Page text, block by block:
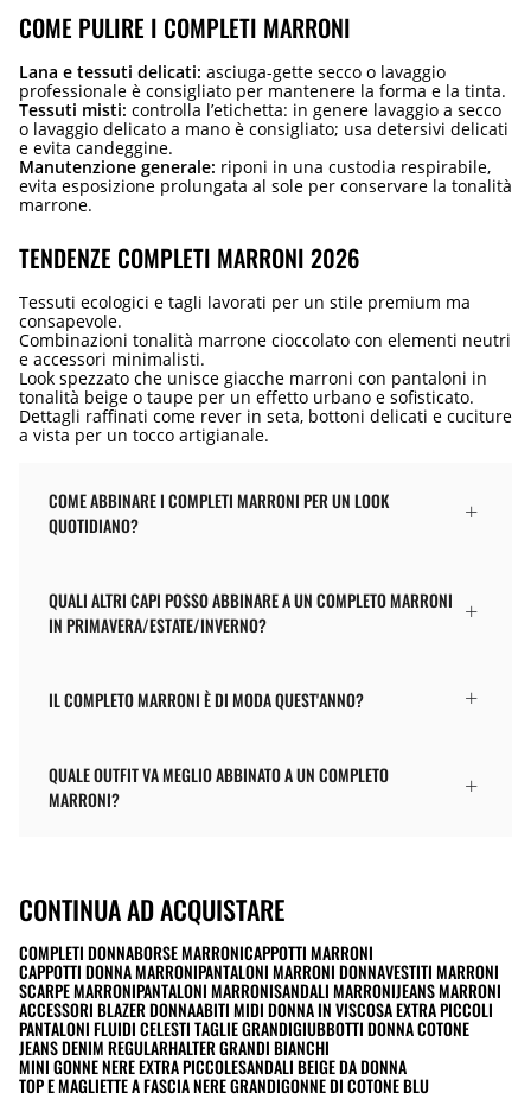
COME PULIRE I COMPLETI MARRONI
Lana e tessuti delicati: asciuga-gette secco o lavaggio
professionale è consigliato per mantenere la forma e la tinta.
Tessuti misti: controlla l’etichetta: in genere lavaggio a secco
o lavaggio delicato a mano è consigliato; usa detersivi delicati
e evita candeggine.
Manutenzione generale: riponi in una custodia respirabile,
evita esposizione prolungata al sole per conservare la tonalità
marrone.
TENDENZE COMPLETI MARRONI 2026
Tessuti ecologici e tagli lavorati per un stile premium ma
consapevole.
Combinazioni tonalità marrone cioccolato con elementi neutri
e accessori minimalisti.
Look spezzato che unisce giacche marroni con pantaloni in
tonalità beige o taupe per un effetto urbano e sofisticato.
Dettagli raffinati come rever in seta, bottoni delicati e cuciture
a vista per un tocco artigianale.
COME ABBINARE I COMPLETI MARRONI PER UN LOOK
QUOTIDIANO?
QUALI ALTRI CAPI POSSO ABBINARE A UN COMPLETO MARRONI
IN PRIMAVERA/ESTATE/INVERNO?
IL COMPLETO MARRONI È DI MODA QUEST'ANNO?
QUALE OUTFIT VA MEGLIO ABBINATO A UN COMPLETO
MARRONI?
CONTINUA AD ACQUISTARE
COMPLETI DONNABORSE MARRONICAPPOTTI MARRONI
CAPPOTTI DONNA MARRONIPANTALONI MARRONI DONNAVESTITI MARRONI
SCARPE MARRONIPANTALONI MARRONISANDALI MARRONIJEANS MARRONI
ACCESSORI BLAZER DONNAABITI MIDI DONNA IN VISCOSA EXTRA PICCOLI
PANTALONI FLUIDI CELESTI TAGLIE GRANDIGIUBBOTTI DONNA COTONE
JEANS DENIM REGULARHALTER GRANDI BIANCHI
MINI GONNE NERE EXTRA PICCOLESANDALI BEIGE DA DONNA
TOP E MAGLIETTE A FASCIA NERE GRANDIGONNE DI COTONE BLU